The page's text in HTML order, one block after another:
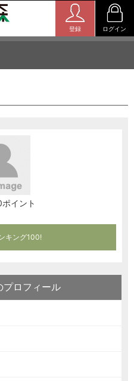
登録 ログイン
イント
キング100!
プロフィール